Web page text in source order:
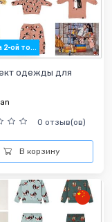
2-ой то...
одежды для
0 отзыв(ов)
В корзину